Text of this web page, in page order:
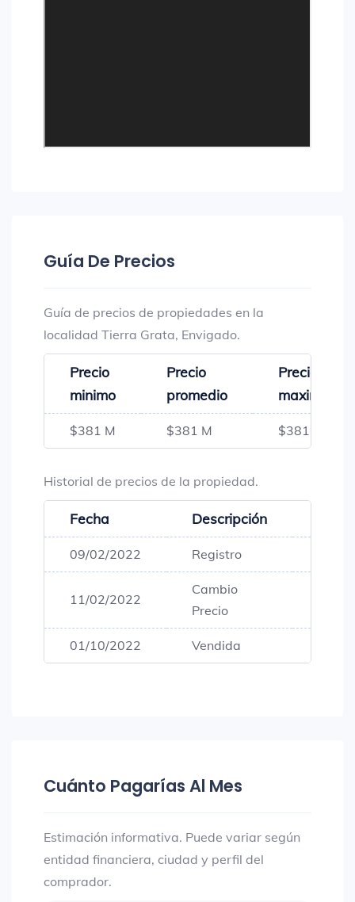
Guía De Precios
Guía de precios de propiedades en la
localidad Tierra Grata, Envigado.
Precio
minimo
Precio
promedio
Precio
maximo
$381 M $381 M $381 M
Historial de precios de la propiedad.
Fecha Descripción
09/02/2022 Registro
11/02/2022
Cambio
Precio
01/10/2022 Vendida
Cuánto Pagarías Al Mes
Estimación informativa. Puede variar según
entidad financiera, ciudad y perfil del
comprador.